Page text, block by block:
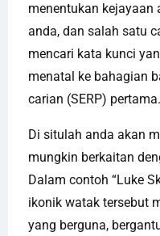
menentukan kejayaan
anda, dan salah satu
mencari kata kunci
menatal ke bahagian
carian (SERP) pertama.
Di situlah anda akan
mungkin berkaitan
Dalam contoh “Luke
ikonik watak tersebut
yang berguna,